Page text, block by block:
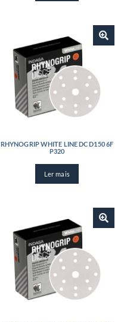
RHYNOGRIP WHITE LINE DC D150 6F
P320
Ler mais